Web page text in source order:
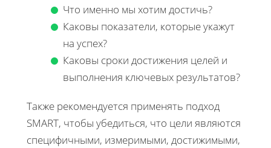
Что именно мы хотим достичь?
Каковы показатели, которые укажут
на успех?
Каковы сроки достижения целей и
выполнения ключевых результатов?
Также рекомендуется применять подход
SMART, чтобы убедиться, что цели являются
специфичными, измеримыми, достижимыми,